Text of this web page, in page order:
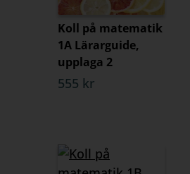
Koll på matematik
1A Lärarguide,
upplaga 2
555 kr